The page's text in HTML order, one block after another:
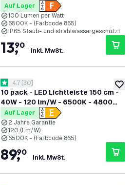
Inkl. LED Röhre
Auf Lager
100 Lumen per Watt
6500K - (Farbcode 865)
IP65 Staub- und strahlwassergeschützt
13,
90
inkl. MwSt.
zur
10 pack - LED Lichtleiste 150 cm -
40W - 120 lm/W - 6500K - 4800
Lumen
Bewertungsbereich öffnen
4.7 Bewertungssterne
4.7 [30]
Auf Lager
2 Jahre Garantie
120 (Lm/W)
6500K - (Farbcode 865)
89,
90
inkl. MwSt.